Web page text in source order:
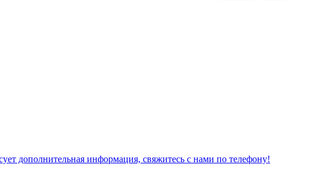
дополнительная информация, свяжитесь с нами по телефону!